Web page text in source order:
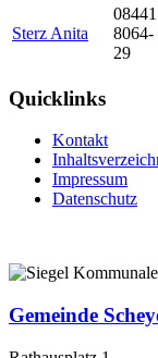
Sterz Anita
08441
8064-
29
Quicklinks
Kontakt
Impressum
Datenschutz
Gemeinde